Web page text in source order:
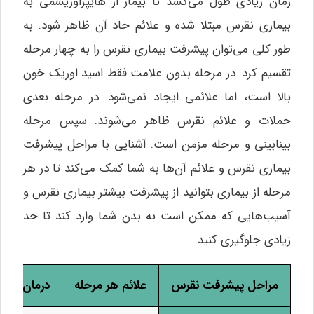
بیماری نقرس مبتلا شده و علائم حاد آن ظاهر شود. به
طور کلی می‌توان پیشرفت بیماری نقرس را به چهار مرحله
تقسیم کرد. در مرحله بدون علامت فقط اسید اوریک خون
بالا است، اما علائمی ایجاد نمی‌شود. در مرحله بعدی
حملات و علائم نقرس ظاهر می‌شوند. سپس مرحله
بینابینی و مرحله مزمن است. آشنایی با مراحل پیشرفت
بیماری نقرس و علائم آن‌ها به شما کمک می‌کند تا در هر
مرحله از بیماری بتوانید از پیشرفت بیشتر بیماری نقرس و
آسیب‌هایی که ممکن است به بدن شما وارد کند تا حد
زیادی جلوگیری کنید.
مراحل پیشرفت نقرس علائم هر مرحله